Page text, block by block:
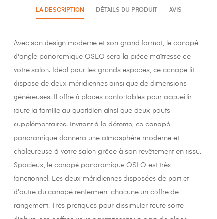
LA DESCRIPTION DÉTAILS DU PRODUIT AVIS
Avec son design moderne et son grand format, le canapé
d'angle panoramique OSLO sera la pièce maîtresse de
votre salon. Idéal pour les grands espaces, ce canapé lit
dispose de deux méridiennes ainsi que de dimensions
généreuses. Il offre 6 places confortables pour accueillir
toute la famille au quotidien ainsi que deux poufs
supplémentaires. Invitant à la détente, ce canapé
panoramique donnera une atmosphère moderne et
chaleureuse à votre salon grâce à son revêtement en tissu.
Spacieux, le canapé panoramique OSLO est très
fonctionnel. Les deux méridiennes disposées de part et
d'autre du canapé renferment chacune un coffre de
rangement. Très pratiques pour dissimuler toute sorte